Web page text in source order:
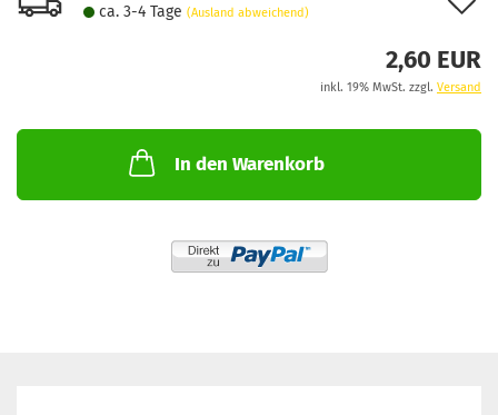
ca. 3-4 Tage (Ausland abweichend)
2,60 EUR
inkl. 19% MwSt. zzgl. Versand
In den Warenkorb